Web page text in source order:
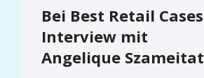
Bei Best Retail Cases
Interview mit
Angelique Szameitat